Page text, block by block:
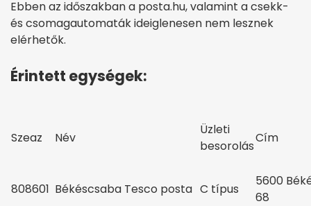
Ebben az időszakban a posta.hu, valamint a csekk-
és csomagautomaták ideiglenesen nem lesznek
elérhetők.
Érintett egységek:
Szeaz Név
Üzleti
besorolás
Cím
808601 Békéscsaba Tesco posta C típus
5600
68